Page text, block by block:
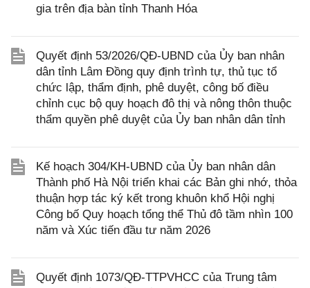
gia trên địa bàn tỉnh Thanh Hóa
Quyết định 53/2026/QĐ-UBND của Ủy ban nhân
dân tỉnh Lâm Đồng quy định trình tự, thủ tục tổ
chức lập, thẩm định, phê duyệt, công bố điều
chỉnh cục bộ quy hoạch đô thị và nông thôn thuộc
thẩm quyền phê duyệt của Ủy ban nhân dân tỉnh
Kế hoạch 304/KH-UBND của Ủy ban nhân dân
Thành phố Hà Nội triển khai các Bản ghi nhớ, thỏa
thuận hợp tác ký kết trong khuôn khổ Hội nghị
Công bố Quy hoạch tổng thể Thủ đô tầm nhìn 100
năm và Xúc tiến đầu tư năm 2026
Quyết định 1073/QĐ-TTPVHCC của Trung tâm